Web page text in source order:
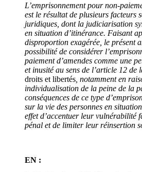
L’emprisonnement pour non-
est le résultat de plusieurs facteurs
juridiques, dont la judiciarisation
en situation d’itinérance. Faisant
disproportion exagérée, le présent
possibilité de considérer
paiement d’amendes comme une
et inusité au sens de l’article 12 de
droits et libertés , notamment en
individualisation de la peine de la
conséquences de ce type
sur la vie des personnes en
effet d’accentuer leur vulnérabilité
pénal et de limiter leur réinsertion
EN :